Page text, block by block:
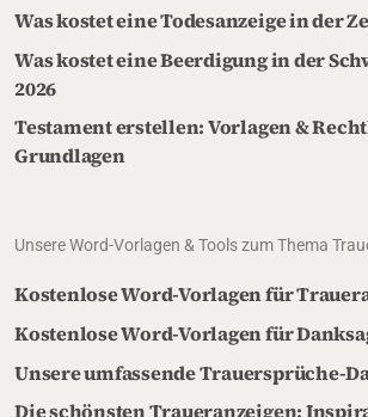
Was kostet eine Todesanzeige in der
Was kostet eine Beerdigung in der
2026
Testament erstellen: Vorlagen &
Grundlagen
Unsere Word-Vorlagen & Tools zum Thema
Kostenlose Word-Vorlagen für
Kostenlose Word-Vorlagen für
Unsere umfassende Trauersprüche-
Die schönsten Traueranzeigen: